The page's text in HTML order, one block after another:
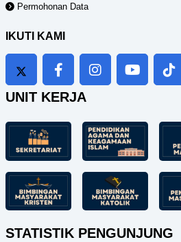
Permohonan Data
IKUTI KAMI
UNIT KERJA
STATISTIK PENGUNJUNG